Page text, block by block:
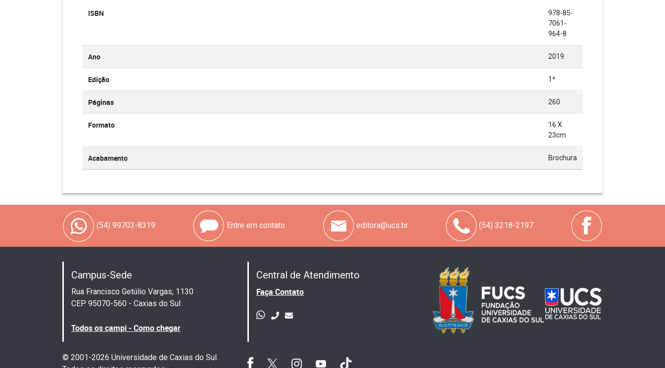
ISBN
978-85-
7061-
964-8
Ano 2019
Edição 1ª
Páginas 260
Formato
16 X
23cm
Acabamento Brochura
(54) 99703-8319 Entre em contato editora@ucs.br (54) 3218-2197
Campus-Sede
Rua Francisco Getúlio Vargas, 1130
CEP 95070-560 - Caxias do Sul
Todos os campi - Como chegar
Central de Atendimento
Faça Contato
© 2001-2026 Universidade de Caxias do Sul.